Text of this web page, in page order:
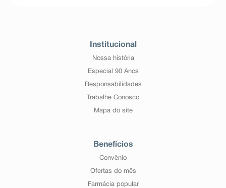
Institucional
Nossa história
Especial 90 Anos
Responsabilidades
Trabalhe Conosco
Mapa do site
Benefícios
Convênio
Ofertas do mês
Farmácia popular